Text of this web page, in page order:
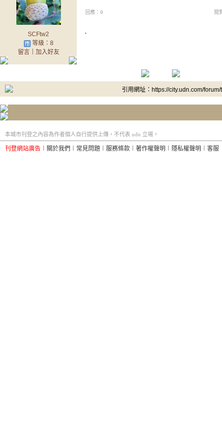
SCFtw2
等級：8
留言｜ 加入好友
回應：9 閱
.
引用網址：https://city.udn.com/
本城市刊登之內容為作者個人自行提供上傳，不代表 udn 立場。
刊登網站廣告 關於我們 常見問題 服務條款 著作權聲明 隱私權聲明 客服